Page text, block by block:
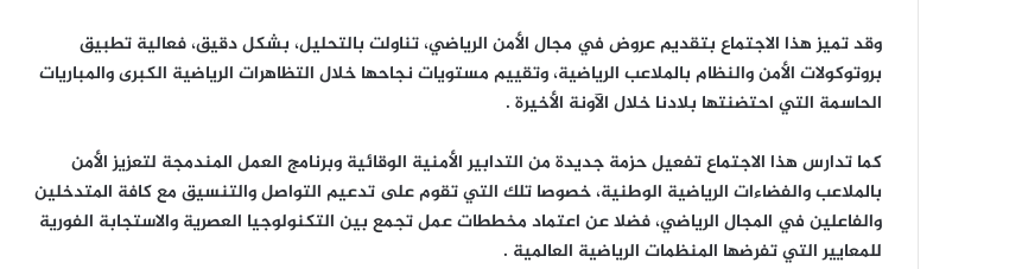
وقد تميز هذا الاجتماع بتقديم عروض في مجال الأمن الرياضي، تناولت بالتحليل، بشكل دقيق، فعالية تطبيق
بروتوكولات الأمن والنظام بالملاعب الرياضية، وتقييم مستويات نجاحها خلال التظاهرات الرياضية الكبرى والمباريات
الحاسمة التي احتضنتها بلادنا خلال الآونة الأخيرة .
كما تدارس هذا الاجتماع تفعيل حزمة جديدة من التدابير الأمنية الوقائية وبرنامج العمل المندمجة لتعزيز الأمن
بالملاعب والفضاءات الرياضية الوطنية، خصوصا تلك التي تقوم على تدعيم التواصل والتنسيق مع كافة المتدخلين
والفاعلين في المجال الرياضي، فضلا عن اعتماد مخططات عمل تجمع بين التكنولوجيا العصرية والاستجابة الفورية
للمعايير التي تفرضها المنظمات الرياضية العالمية .